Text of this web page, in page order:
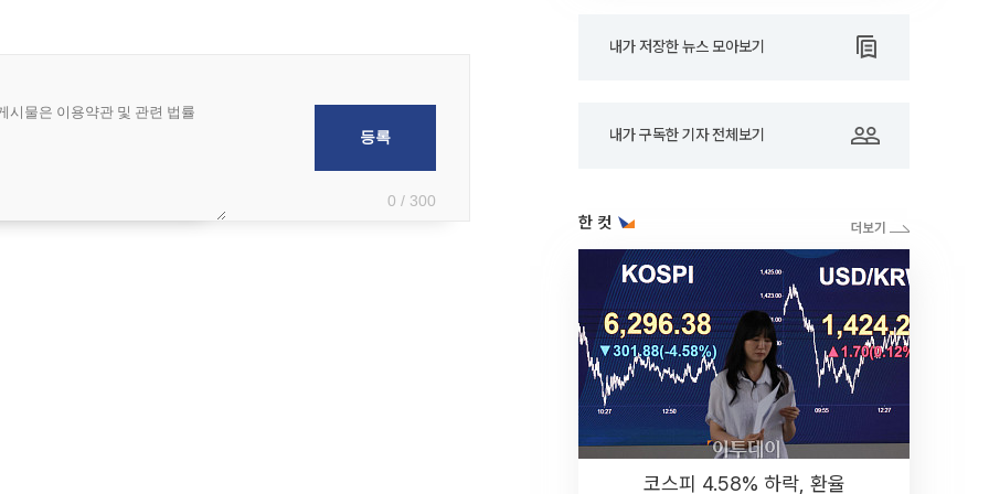
0 / 300
내가 저장한 뉴스 모아보기
내가 구독한 기자 전체보기
한 컷
코스피 4.58% 하락, 환율